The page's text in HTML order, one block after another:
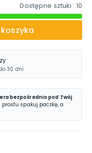
Dostępne sztuki : 10
koszyka
30 dni
bezpośrednio pod Twój
spakuj paczkę, a